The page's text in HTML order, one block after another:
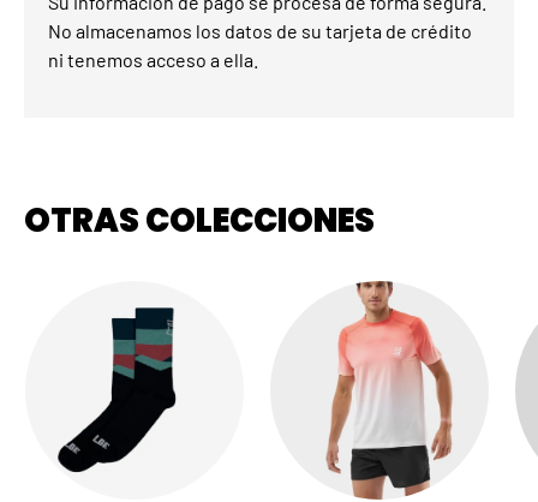
No almacenamos los datos de su tarjeta de crédito
ni tenemos acceso a ella.
OTRAS COLECCIONES